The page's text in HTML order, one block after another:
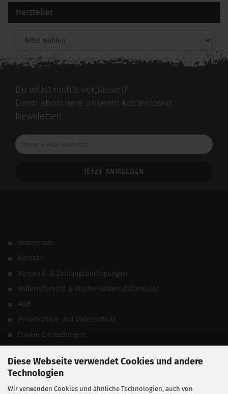
Diese Webseite verwendet Cookies und andere
Technologien
Wir verwenden Cookies und ähnliche Technologien, auch von
Hersteller
Du willst nichts verpassen?
Dann abonniere unseren kostenlosen
Newsletter!
Deine
E-
Impressum
Kontakt
Versand- & Zahlungsbedingungen
Widerrufsrecht & Muster-Widerrufsformular
AGB
Privatsphäre und Datenschutz
Cookie Einstellungen
Vertrag widerrufen